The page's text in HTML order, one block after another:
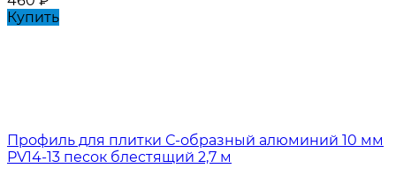
Купить
Профиль для плитки С-образный алюминий 10 мм
PV14-13 песок блестящий 2,7 м